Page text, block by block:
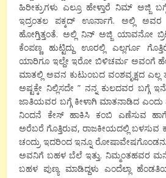
ಹಿರೀಕ್ರುಗಳು ಎಲ್ರೂ ಹೇಳ್ತಾರೆ ನಿಮ್ ಅಜ್ಜಿ
ಇದ್ರಂತಲ ಪಕ್ಕದ್ ಊರ್ನಾಗೆ. ಅಲ್ಲಿ ಅವರ
ಹೋಗ್ತಿತ್ತಂತೆ. ಅಲ್ಲಿ ನಿನ್ ಅಜ್ಜಿ ಯಾವನೋ
ಕೆಂಪಣ್ಣ ಹುಟ್ಟಿದ್ದು ಊರಲ್ಲಿ ಎಲ್ಲರ್ಗೂ
ಯಾರಿಗೂ ಇಲ್ದೇ ಇರೋ ಬಿಳಿಚರ್ಮ ಅವಂಗೆ
ಮಾತಲ್ಲಿ ಅವನ ಕುಟುಂಬದ ವಂಶವೃಕ್ಷದ ಎಲ್ಲ
ಅಷ್ಟಕ್ಕೇ ನಿಲ್ಲಿಸದೇ ” ನನ್ನ ಕುಲದವರ ಬಗ್ಗೆ
ಜಾತಿಯವರ ಬಗ್ಗೆ ಕೀಳಾಗಿ ಮಾತನಾಡಿದ
ನಿಂದನೆ ಕೇಸ್ ಹಾಕಿಸಿ ಕಂಬಿ ಎಣೆಸುವ
ಅರೆಬರೆ ಗೊತ್ತಿರುವ, ರಾಜಕೀಯದಲ್ಲಿ ಬಳಸುವ
ಚಂದ್ರು ಇದರಿಂದ ಇನ್ನೂ
ಅವನಿಗೆ ಬಹಳ ಬೆಲೆ ಇತ್ತು. ನಿಮ್ಮಂತಹವರ ಮನೆ
ಬಹಳ ಪುಣ್ಯ ಮಾಡಿದ್ದಳು ಎಂದೆಲ್ಲಾ